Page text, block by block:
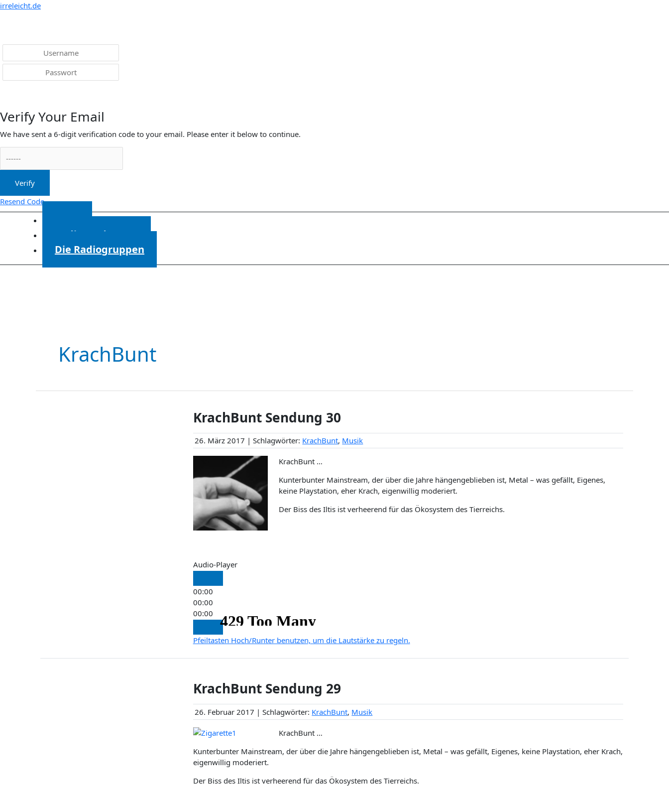
irreleicht.de
Verify Your Email
We have sent a 6-digit verification code to your email. Please enter it below to continue.
Verify
Resend Code
Menü
Radiosendungen
Die Radiogruppen
KrachBunt
KrachBunt Sendung 30
26. März 2017 | Schlagwörter: KrachBunt, Musik
KrachBunt …
Kunterbunter Mainstream, der über die Jahre hängengeblieben ist, Metal – was gefällt, Eigenes,
keine Playstation, eher Krach, eigenwillig moderiert.
Der Biss des Iltis ist verheerend für das Ökosystem des Tierreichs.
Audio-Player
00:00
00:00
00:00
Pfeiltasten Hoch/Runter benutzen, um die Lautstärke zu regeln.
KrachBunt Sendung 29
26. Februar 2017 | Schlagwörter: KrachBunt, Musik
KrachBunt …
Kunterbunter Mainstream, der über die Jahre hängengeblieben ist, Metal – was gefällt, Eigenes, keine Playstation, eher Krach,
eigenwillig moderiert.
Der Biss des Iltis ist verheerend für das Ökosystem des Tierreichs.